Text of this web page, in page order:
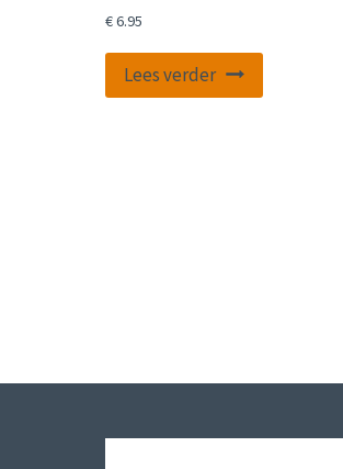
€6.95
Lees verder